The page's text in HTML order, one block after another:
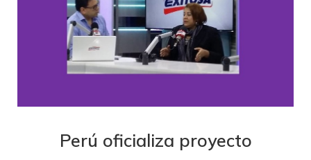
Perú oficializa proyecto